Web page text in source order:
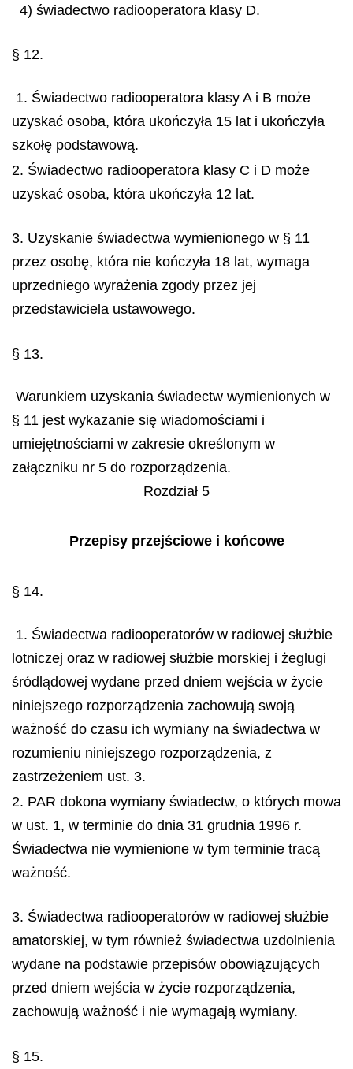
4) świadectwo radiooperatora klasy D.
§ 12.
1. Świadectwo radiooperatora klasy A i B może
uzyskać osoba, która ukończyła 15 lat i ukończyła
szkołę podstawową.
2. Świadectwo radiooperatora klasy C i D może
uzyskać osoba, która ukończyła 12 lat.
3. Uzyskanie świadectwa wymienionego w § 11
przez osobę, która nie kończyła 18 lat, wymaga
uprzedniego wyrażenia zgody przez jej
przedstawiciela ustawowego.
§ 13.
Warunkiem uzyskania świadectw wymienionych w
§ 11 jest wykazanie się wiadomościami i
umiejętnościami w zakresie określonym w
załączniku nr 5 do rozporządzenia.
Rozdział 5
Przepisy przejściowe i końcowe
§ 14.
1. Świadectwa radiooperatorów w radiowej służbie
lotniczej oraz w radiowej służbie morskiej i żeglugi
śródlądowej wydane przed dniem wejścia w życie
niniejszego rozporządzenia zachowują swoją
ważność do czasu ich wymiany na świadectwa w
rozumieniu niniejszego rozporządzenia, z
zastrzeżeniem ust. 3.
2. PAR dokona wymiany świadectw, o których mowa
w ust. 1, w terminie do dnia 31 grudnia 1996 r.
Świadectwa nie wymienione w tym terminie tracą
ważność.
3. Świadectwa radiooperatorów w radiowej służbie
amatorskiej, w tym również świadectwa uzdolnienia
wydane na podstawie przepisów obowiązujących
przed dniem wejścia w życie rozporządzenia,
zachowują ważność i nie wymagają wymiany.
§ 15.